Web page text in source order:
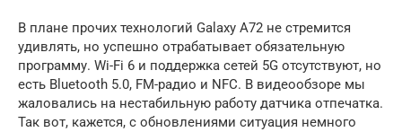
В плане прочих технологий Galaxy A72 не стремится
удивлять, но успешно отрабатывает обязательную
программу. Wi-Fi 6 и поддержка сетей 5G отсутствуют, но
есть Bluetooth 5.0, FM-радио и NFC. В видеообзоре мы
жаловались на нестабильную работу датчика отпечатка.
Так вот, кажется, с обновлениями ситуация немного